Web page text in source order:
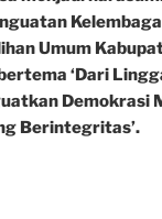
Umum
‘Dari
Demokrasi
Berintegritas’.